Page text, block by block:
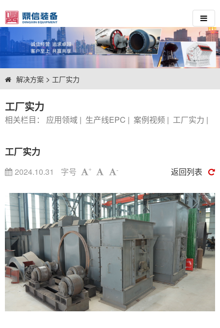
解决方案 > 工厂实力
工厂实力
相关栏目： 应用领域 | 生产线EPC | 案例视频 | 工厂实力 |
工厂实力
2024.10.31 字号 + - 返回列表